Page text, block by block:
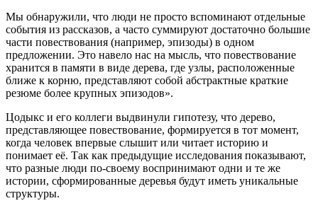
Мы обнаружили, что люди не просто вспоминают отдельные
события из рассказов, а часто суммируют достаточно большие
части повествования (например, эпизоды) в одном
предложении. Это навело нас на мысль, что повествование
хранится в памяти в виде дерева, где узлы, расположенные
ближе к корню, представляют собой абстрактные краткие
резюме более крупных эпизодов».
Цодыкс и его коллеги выдвинули гипотезу, что дерево,
представляющее повествование, формируется в тот момент,
когда человек впервые слышит или читает историю и
понимает её. Так как предыдущие исследования показывают,
что разные люди по‑своему воспринимают одни и те же
истории, сформированные деревья будут иметь уникальные
структуры.